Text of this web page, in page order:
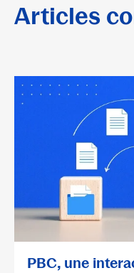
Articles
PBC, une